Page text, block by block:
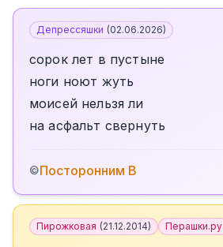
Депрессяшки (02.06.2026)
сорок лет в пустыне
ноги ноют жуть
моисей нельзя ли
на асфальт свернуть
©Посторонним В
Пирожковая (21.12.2014) Перашки.ру